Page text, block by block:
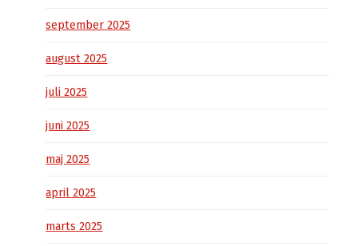
september 2025
august 2025
juli 2025
juni 2025
maj 2025
april 2025
marts 2025